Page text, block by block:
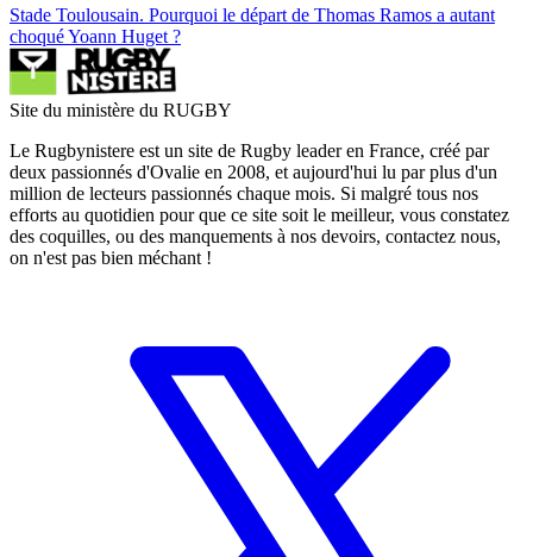
Stade Toulousain. Pourquoi le départ de Thomas Ramos a autant
choqué Yoann Huget ?
Site du ministère du RUGBY
Le Rugbynistere est un site de Rugby leader en France, créé par
deux passionnés d'Ovalie en 2008, et aujourd'hui lu par plus d'un
million de lecteurs passionnés chaque mois. Si malgré tous nos
efforts au quotidien pour que ce site soit le meilleur, vous constatez
des coquilles, ou des manquements à nos devoirs, contactez nous,
on n'est pas bien méchant !